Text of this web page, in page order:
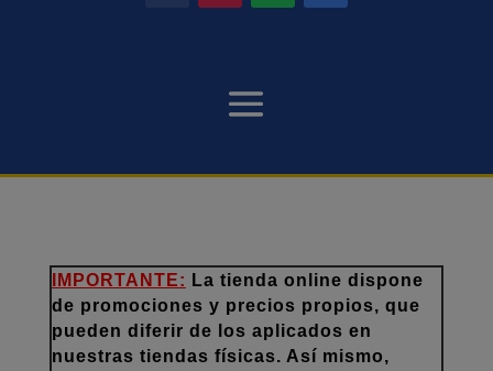
IMPORTANTE: La tienda online dispone
de promociones y precios propios, que
pueden diferir de los aplicados en
nuestras tiendas físicas. Así mismo,